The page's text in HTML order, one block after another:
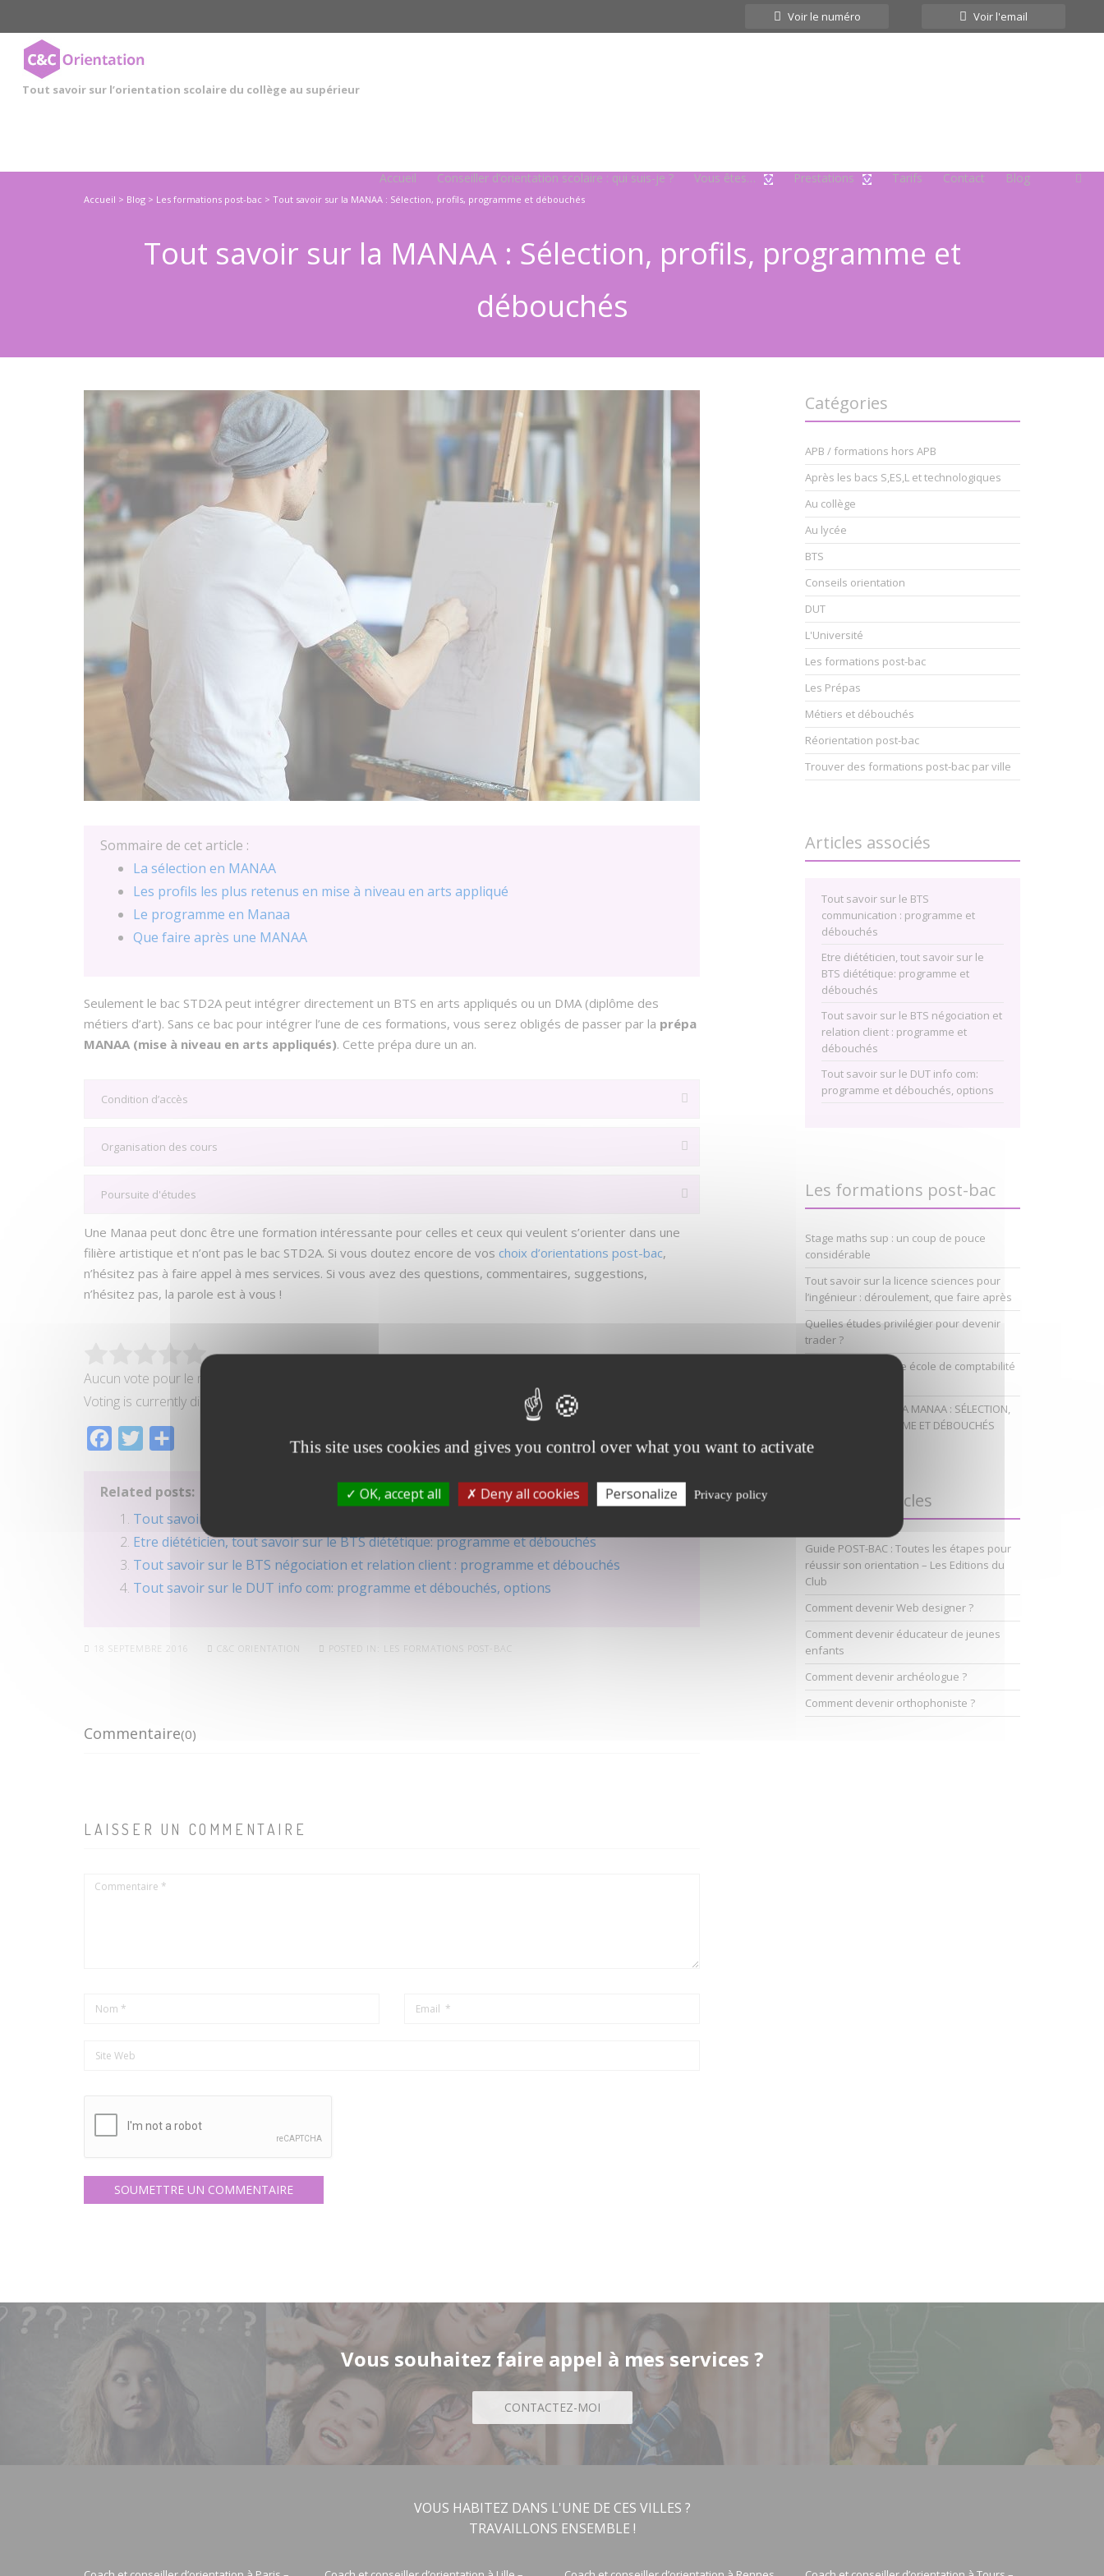
Voir le numéro Voir l'email
Tout savoir sur l’orientation scolaire du collège au supérieur
Accueil Conseiller d’orientation scolaire : qui suis-je ? Vous êtes… Prestations Tarifs Contact Blog
Accueil > Blog > Les formations post-bac > Tout savoir sur la MANAA : Sélection, profils, programme et débouchés
Tout savoir sur la MANAA : Sélection, profils, programme et
débouchés
Sommaire de cet article :
La sélection en MANAA
Les profils les plus retenus en mise à niveau en arts appliqué
Le programme en Manaa
Que faire après une MANAA
Seulement le bac STD2A peut intégrer directement un BTS en arts appliqués ou un DMA (diplôme des
métiers d’art). Sans ce bac pour intégrer l’une de ces formations, vous serez obligés de passer par la prépa
MANAA (mise à niveau en arts appliqués). Cette prépa dure un an.
Condition d’accès
Organisation des cours
Poursuite d'études
Une Manaa peut donc être une formation intéressante pour celles et ceux qui veulent s’orienter dans une
filière artistique et n’ont pas le bac STD2A. Si vous doutez encore de vos choix d’orientations post-bac,
n’hésitez pas à faire appel à mes services. Si vous avez des questions, commentaires, suggestions,
n’hésitez pas, la parole est à vous !
Aucun vote pour le moment
Voting is currently disabled, data maintenance in progress.
Facebook
Twitter
Related posts:
Tout savoir sur le BTS communication : programme et débouchés
Etre diététicien, tout savoir sur le BTS diététique: programme et débouchés
Tout savoir sur le BTS négociation et relation client : programme et débouchés
Tout savoir sur le DUT info com: programme et débouchés, options
18 SEPTEMBRE 2016 C&C ORIENTATION POSTED IN: LES FORMATIONS POST-BAC
Commentaire(0)
LAISSER UN COMMENTAIRE
Catégories
APB / formations hors APB
Après les bacs S,ES,L et technologiques
Au collège
Au lycée
BTS
Conseils orientation
DUT
L'Université
Les formations post-bac
Les Prépas
Métiers et débouchés
Réorientation post-bac
Trouver des formations post-bac par ville
Articles associés
Tout savoir sur le BTS
communication : programme et
débouchés
Etre diététicien, tout savoir sur le
BTS diététique: programme et
débouchés
Tout savoir sur le BTS négociation et
relation client : programme et
débouchés
Tout savoir sur le DUT info com:
programme et débouchés, options
Les formations post-bac
Stage maths sup : un coup de pouce
considérable
Tout savoir sur la licence sciences pour
l’ingénieur : déroulement, que faire après
Quelles études privilégier pour devenir
trader ?
Que faire après une école de comptabilité
TOUT SAVOIR SUR LA MANAA : SÉLECTION,
PROFILS, PROGRAMME ET DÉBOUCHÉS
Derniers articles
Guide POST-BAC : Toutes les étapes pour
réussir son orientation – Les Editions du
Club
Comment devenir Web designer ?
Comment devenir éducateur de jeunes
enfants
Comment devenir archéologue ?
Comment devenir orthophoniste ?
Vous souhaitez faire appel à mes services ?
CONTACTEZ-MOI
VOUS HABITEZ DANS L'UNE DE CES VILLES ?
TRAVAILLONS ENSEMBLE !
This site uses cookies and gives you control over what you want to activate
OK, accept all Deny all cookies Personalize Privacy policy